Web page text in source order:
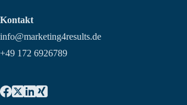
Kontakt
info@marketing4results.de
+49 172 6926789